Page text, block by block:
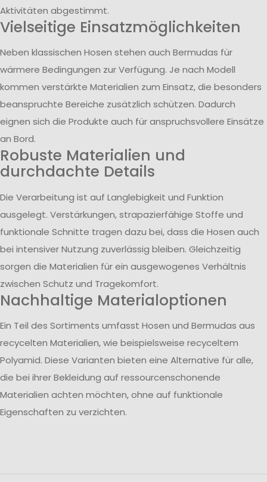
Aktivitäten abgestimmt.
Vielseitige Einsatzmöglichkeiten
Neben klassischen Hosen stehen auch Bermudas für
wärmere Bedingungen zur Verfügung. Je nach Modell
kommen verstärkte Materialien zum Einsatz, die besonders
beanspruchte Bereiche zusätzlich schützen. Dadurch
eignen sich die Produkte auch für anspruchsvollere Einsätze
an Bord.
Robuste Materialien und
durchdachte Details
Die Verarbeitung ist auf Langlebigkeit und Funktion
ausgelegt. Verstärkungen, strapazierfähige Stoffe und
funktionale Schnitte tragen dazu bei, dass die Hosen auch
bei intensiver Nutzung zuverlässig bleiben. Gleichzeitig
sorgen die Materialien für ein ausgewogenes Verhältnis
zwischen Schutz und Tragekomfort.
Nachhaltige Materialoptionen
Ein Teil des Sortiments umfasst Hosen und Bermudas aus
recycelten Materialien, wie beispielsweise recyceltem
Polyamid. Diese Varianten bieten eine Alternative für alle,
die bei ihrer Bekleidung auf ressourcenschonende
Materialien achten möchten, ohne auf funktionale
Eigenschaften zu verzichten.